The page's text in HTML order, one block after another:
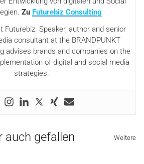
Zu Futurebiz Consulting
Futurebiz. Speaker, author and senior
consultant at the BRANDPUNKT
advises brands and companies on the
of digital and social media
strategies.
auch gefallen Weitere